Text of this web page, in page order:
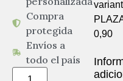
Compra
protegida
Envíos a
todo el país
0,90